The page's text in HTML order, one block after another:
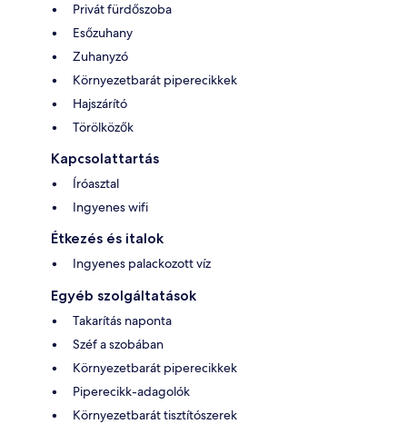
Privát fürdőszoba
Esőzuhany
Zuhanyzó
Környezetbarát piperecikkek
Hajszárító
Törölközők
Kapcsolattartás
Íróasztal
Ingyenes wifi
Étkezés és italok
Ingyenes palackozott víz
Egyéb szolgáltatások
Takarítás naponta
Széf a szobában
Környezetbarát piperecikkek
Piperecikk-adagolók
Környezetbarát tisztítószerek